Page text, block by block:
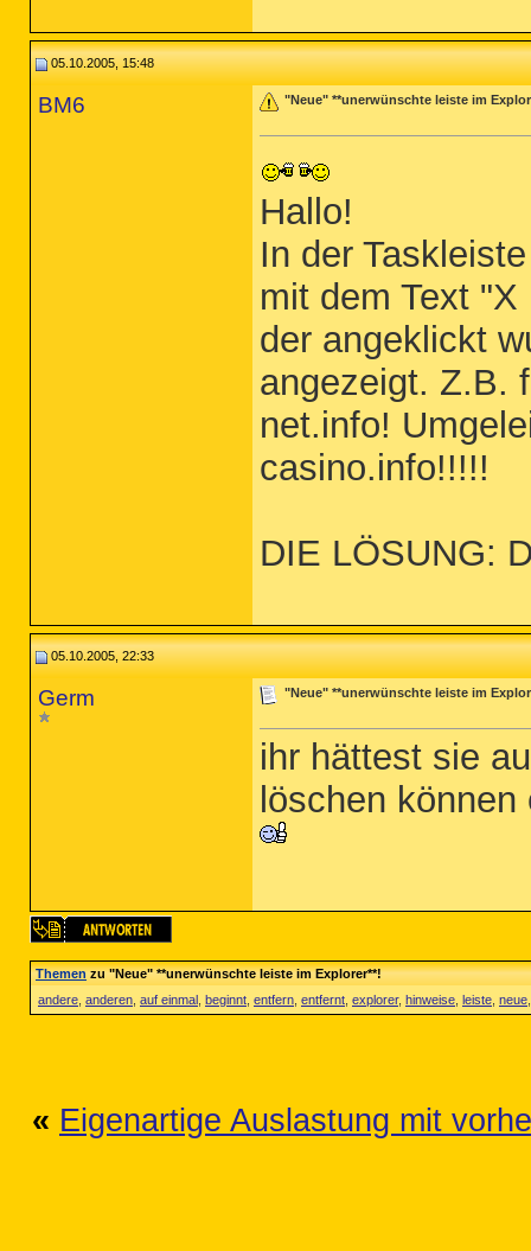
05.10.2005, 15:48
BM6 "Neue" **unerwünschte leiste im
Hallo!
In der
mit dem Text
der angeklickt
angezeigt. Z.B.
net.info!
casino.info!!!!!
DIE LÖSUNG:
05.10.2005, 22:33
Germ "Neue" **unerwünschte leiste im
ihr hättest sie
löschen
Themenzu "Neue" **unerwünschte leiste im Explorer**!
andere anderen auf einmal beginnt entfern entfernt explorer, hinweise leiste neue
« Eigenartige Auslastung mit